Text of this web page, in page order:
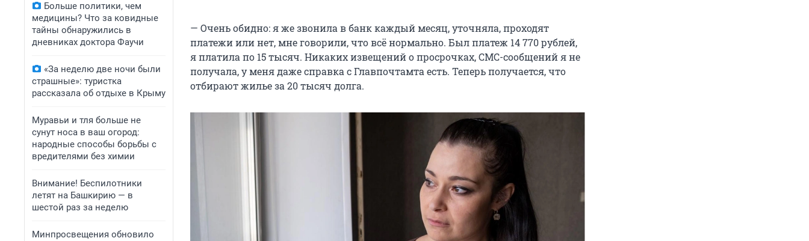
Больше политики, чем
медицины? Что за ковидные
тайны обнаружились в
дневниках доктора Фаучи
«За неделю две ночи были
страшные»: туристка
рассказала об отдыхе в Крыму
Муравьи и тля больше не
сунут носа в ваш огород:
народные способы борьбы с
вредителями без химии
Внимание! Беспилотники
летят на Башкирию — в
шестой раз за неделю
Минпросвещения обновило
— Очень обидно: я же звонила в банк каждый месяц, уточняла, проходят
платежи или нет, мне говорили, что всё нормально. Был платеж 14 770 рублей,
я платила по 15 тысяч. Никаких извещений о просрочках, СМС-сообщений я не
получала, у меня даже справка с Главпочтамта есть. Теперь получается, что
отбирают жилье за 20 тысяч долга.